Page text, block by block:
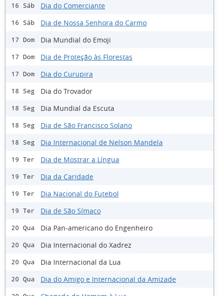
16 Sáb Dia do Comerciante
16 Sáb Dia de Nossa Senhora do Carmo
17 Dom Dia Mundial do Emoji
17 Dom Dia de Proteção às Florestas
17 Dom Dia do Curupira
18 Seg Dia do Trovador
18 Seg Dia Mundial da Escuta
18 Seg Dia de São Francisco Solano
18 Seg Dia Internacional de Nelson Mandela
19 Ter Dia de Mostrar a Língua
19 Ter Dia da Caridade
19 Ter Dia Nacional do Futebol
19 Ter Dia de São Símaco
20 Qua Dia Pan-americano do Engenheiro
20 Qua Dia Internacional do Xadrez
20 Qua Dia Internacional da Lua
20 Qua Dia do Amigo e Internacional da Amizade